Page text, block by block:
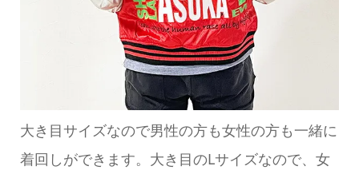
大き目サイズなので男性の方も女性の方も一緒に
着回しができます。大き目のLサイズなので、女